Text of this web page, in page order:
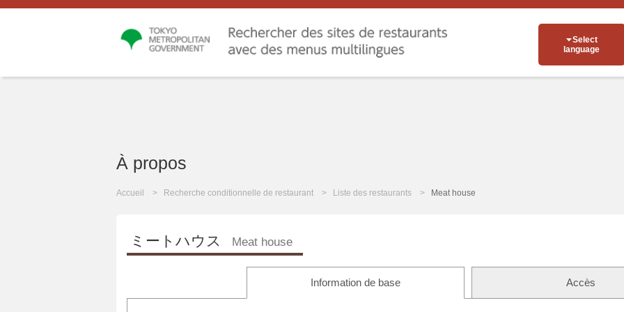
Select
language
À propos
Accueil Recherche conditionnelle de restaurant Liste des restaurants Meat house
ミートハウス Meat house
Information de base Accès